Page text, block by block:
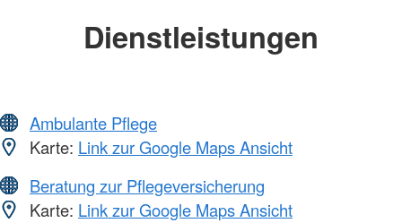
Dienstleistungen
Ambulante Pflege
Karte: Link zur Google Maps Ansicht
Beratung zur Pflegeversicherung
Karte: Link zur Google Maps Ansicht